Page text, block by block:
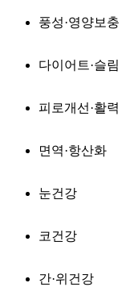
풍성·영양보충
다이어트·슬림
피로개선·활력
면역·항산화
눈건강
코건강
간·위건강